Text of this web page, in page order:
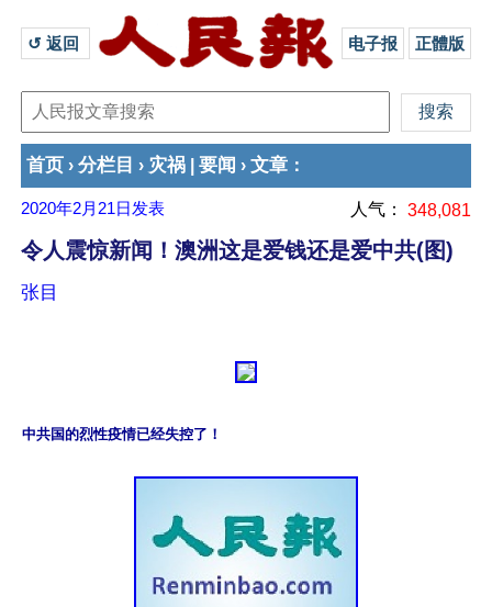
↺ 返回 电子报 正體版
首页 › 分栏目 › 灾祸 要闻 › 文章 ：
2020年2月21日 发表 人气： 348,081
令人震惊新闻！澳洲这是爱钱还是爱中共(图)
张目
中共国的烈性疫情已经失控了！